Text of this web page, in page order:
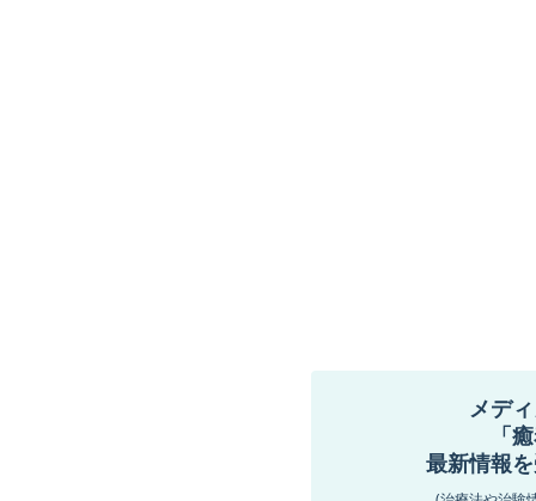
メデ
「
最新情報